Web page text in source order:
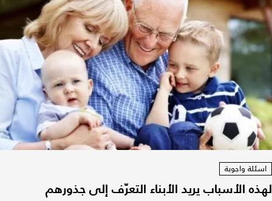
اسئلة واجوبة
لهذه الأسباب يريد الأبناء التعرّف إلى جذورهم